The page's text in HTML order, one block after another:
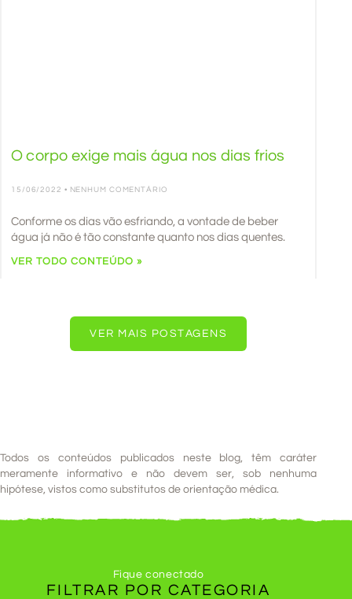
O corpo exige mais água nos dias frios
15/06/2022 NENHUM COMENTÁRIO
Conforme os dias vão esfriando, a vontade de beber
água já não é tão constante quanto nos dias quentes.
VER TODO CONTEÚDO »
VER MAIS POSTAGENS
Todos os conteúdos publicados neste blog, têm caráter
meramente informativo e não devem ser, sob nenhuma
hipótese, vistos como substitutos de orientação médica.
Fique conectado
FILTRAR POR CATEGORIA